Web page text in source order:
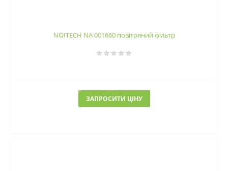
NOITECH NA 001660 повітряний фільтр
ЗАПРОСИТИ ЦІНУ